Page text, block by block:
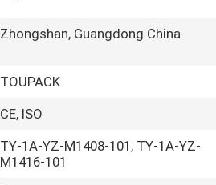
Zhongshan, Guangdong China
TOUPACK
CE, ISO
TY-1A-YZ-M1408-101, TY-1A-YZ-
M1416-101